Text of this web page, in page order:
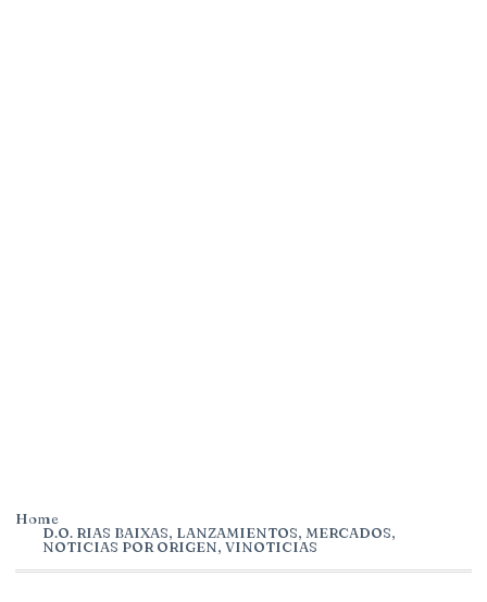
Home
D.O. RIAS BAIXAS, LANZAMIENTOS, MERCADOS,
NOTICIAS POR ORIGEN, VINOTICIAS